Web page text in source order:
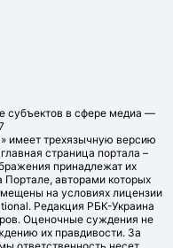
субъектов в сфере медиа —
имеет трехязычную версию
страница портала –
принадлежат их
Портале, авторами которых
на условиях лицензии
Редакция РБК-Украина
Оценочные суждения не
их правдивости. За